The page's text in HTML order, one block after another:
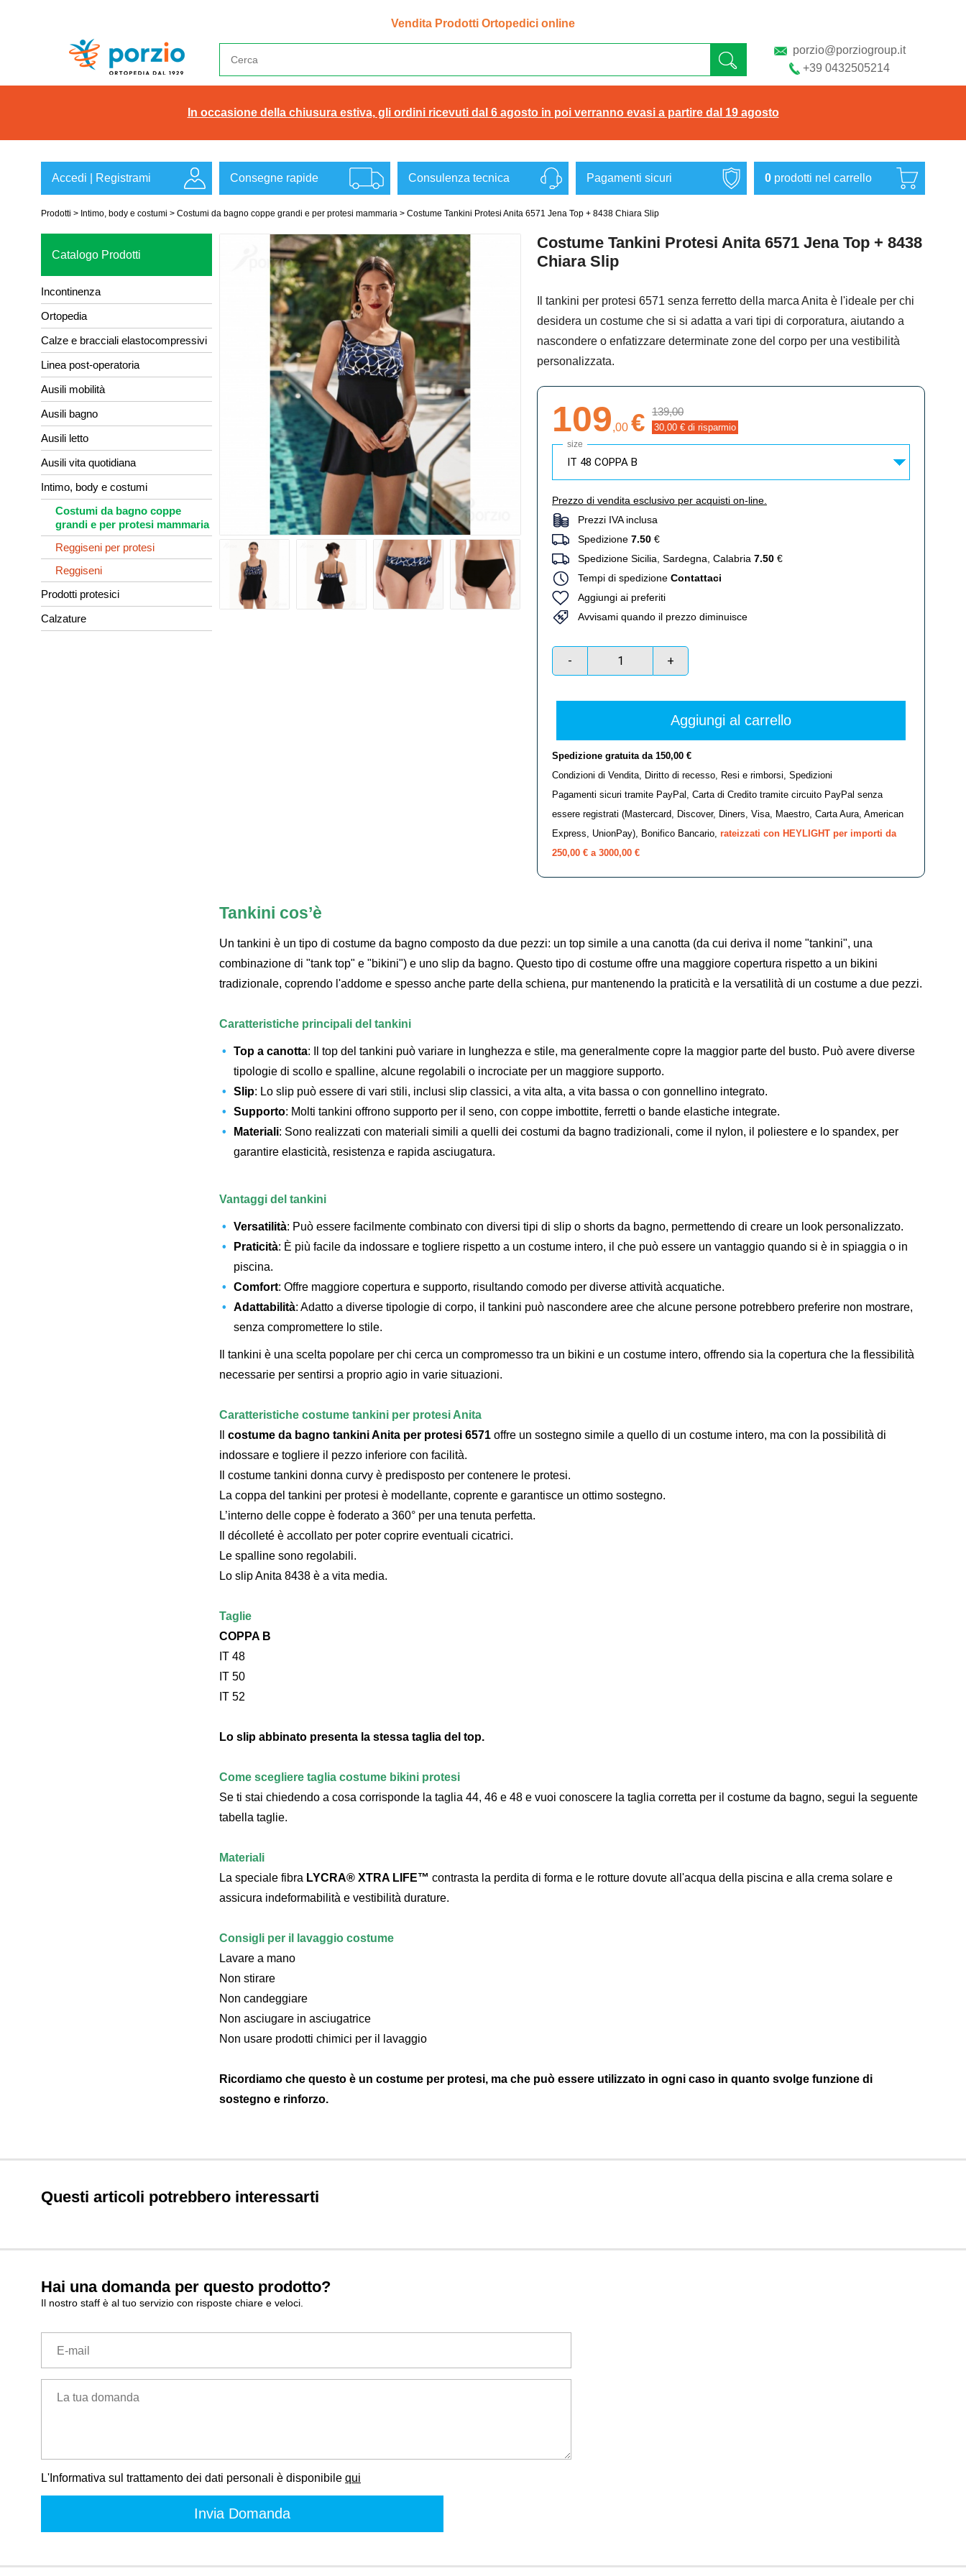
porzio@porziogroup.it
+39 0432505214
Vendita Prodotti Ortopedici online
In occasione della chiusura estiva, gli ordini ricevuti dal 6 agosto in poi verranno evasi a partire dal 19 agosto
Accedi Registrami Consegne rapide Consulenza tecnica Pagamenti sicuri 0 prodotti nel carrello
Prodotti > Intimo, body e costumi > Costumi da bagno coppe grandi e per protesi mammaria > Costume Tankini Protesi Anita 6571 Jena Top + 8438 Chiara Slip
Catalogo Prodotti
Incontinenza
Ortopedia
Calze e bracciali elastocompressivi
Linea post-operatoria
Ausili mobilità
Ausili bagno
Ausili letto
Ausili vita quotidiana
Intimo, body e costumi
Costumi da bagno coppe
grandi e per protesi mammaria
Reggiseni per protesi
Reggiseni
Prodotti protesici
Calzature
Costume Tankini Protesi Anita 6571 Jena Top + 8438
Chiara Slip
Il tankini per protesi 6571 senza ferretto della marca Anita è l'ideale per chi
desidera un costume che si si adatta a vari tipi di corporatura, aiutando a
nascondere o enfatizzare determinate zone del corpo per una vestibilità
personalizzata.
109,00 € 139,00
30,00 € di risparmio
size
Prezzo di vendita esclusivo per acquisti on-line.
Prezzi IVA inclusa
Spedizione 7.50 €
Spedizione Sicilia, Sardegna, Calabria 7.50 €
Tempi di spedizione Contattaci
Aggiungi ai preferiti
Avvisami quando il prezzo diminuisce
- +
Aggiungi al carrello
Spedizione gratuita da 150,00 €
Condizioni di Vendita, Diritto di recesso, Resi e rimborsi, Spedizioni
Pagamenti sicuri tramite PayPal, Carta di Credito tramite circuito PayPal senza
essere registrati (Mastercard, Discover, Diners, Visa, Maestro, Carta Aura, American
Express, UnionPay), Bonifico Bancario, rateizzati con HEYLIGHT per importi da
250,00 € a 3000,00 €
Tankini cos’è
Un tankini è un tipo di costume da bagno composto da due pezzi: un top simile a una canotta (da cui deriva il nome "tankini", una
combinazione di "tank top" e "bikini") e uno slip da bagno. Questo tipo di costume offre una maggiore copertura rispetto a un bikini
tradizionale, coprendo l'addome e spesso anche parte della schiena, pur mantenendo la praticità e la versatilità di un costume a due pezzi.
Caratteristiche principali del tankini
Top a canotta: Il top del tankini può variare in lunghezza e stile, ma generalmente copre la maggior parte del busto. Può avere diverse
tipologie di scollo e spalline, alcune regolabili o incrociate per un maggiore supporto.
Slip: Lo slip può essere di vari stili, inclusi slip classici, a vita alta, a vita bassa o con gonnellino integrato.
Supporto: Molti tankini offrono supporto per il seno, con coppe imbottite, ferretti o bande elastiche integrate.
Materiali: Sono realizzati con materiali simili a quelli dei costumi da bagno tradizionali, come il nylon, il poliestere e lo spandex, per
garantire elasticità, resistenza e rapida asciugatura.
Vantaggi del tankini
Versatilità: Può essere facilmente combinato con diversi tipi di slip o shorts da bagno, permettendo di creare un look personalizzato.
Praticità: È più facile da indossare e togliere rispetto a un costume intero, il che può essere un vantaggio quando si è in spiaggia o in
piscina.
Comfort: Offre maggiore copertura e supporto, risultando comodo per diverse attività acquatiche.
Adattabilità: Adatto a diverse tipologie di corpo, il tankini può nascondere aree che alcune persone potrebbero preferire non mostrare,
senza compromettere lo stile.
Il tankini è una scelta popolare per chi cerca un compromesso tra un bikini e un costume intero, offrendo sia la copertura che la flessibilità
necessarie per sentirsi a proprio agio in varie situazioni.
Caratteristiche costume tankini per protesi Anita
costume da bagno tankini Anita per protesi 6571 offre un sostegno simile a quello di un costume intero, ma con la possibilità di
indossare e togliere il pezzo inferiore con facilità.
Il costume tankini donna curvy è predisposto per contenere le protesi.
La coppa del tankini per protesi è modellante, coprente e garantisce un ottimo sostegno.
L’interno delle coppe è foderato a 360° per una tenuta perfetta.
Il décolleté è accollato per poter coprire eventuali cicatrici.
Le spalline sono regolabili.
Lo slip Anita 8438 è a vita media.
Taglie
COPPA B
IT 48
IT 50
IT 52
Lo slip abbinato presenta la stessa taglia del top.
Come scegliere taglia costume bikini protesi
Se ti stai chiedendo a cosa corrisponde la taglia 44, 46 e 48 e vuoi conoscere la taglia corretta per il costume da bagno, segui la seguente
tabella taglie.
Materiali
La speciale fibra LYCRA® XTRA LIFE™ contrasta la perdita di forma e le rotture dovute all'acqua della piscina e alla crema solare e
assicura indeformabilità e vestibilità durature.
Consigli per il lavaggio costume
Lavare a mano
Non stirare
Non candeggiare
Non asciugare in asciugatrice
Non usare prodotti chimici per il lavaggio
Ricordiamo che questo è un costume per protesi, ma che può essere utilizzato in ogni caso in quanto svolge funzione di
sostegno e rinforzo.
Questi articoli potrebbero interessarti
Hai una domanda per questo prodotto?
Il nostro staff è al tuo servizio con risposte chiare e veloci.
E-mail
La tua domanda
L'Informativa sul trattamento dei dati personali è disponibile qui